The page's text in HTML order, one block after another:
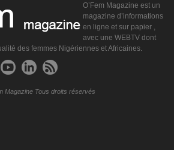
O’Fem Magazine est un
magazine d’informations
en ligne et sur papier ,
avec une WEBTV dont
des femmes Nigériennes et Africaines.
Magazine Tous droits réservés